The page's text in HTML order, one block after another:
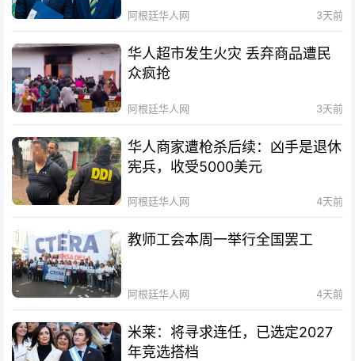
阿根廷华人网 3天前
华人超市发生火灾 丢弃商品遭民
众疯抢
阿根廷华人网 3天前
华人商家遭枪杀后续：凶手是退休
宪兵，收受5000美元
阿根廷华人网 4天前
教师工会本周一举行全国罢工
阿根廷华人网 4天前
米莱：将寻求连任，已选定2027
年竞选搭档